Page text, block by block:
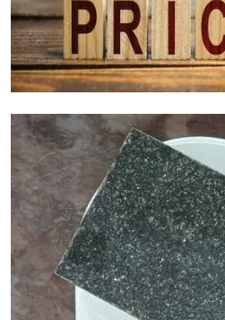
الجرانيت